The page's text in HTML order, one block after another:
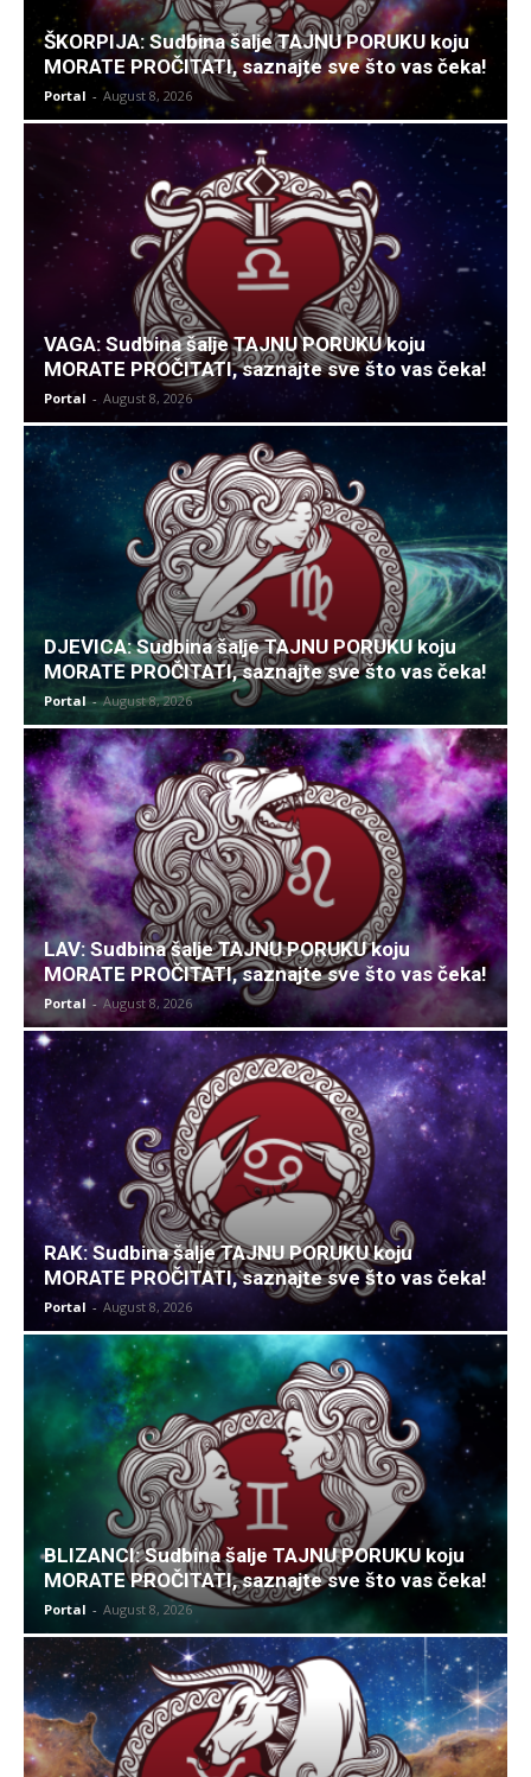
ŠKORPIJA: Sudbina šalje TAJNU PORUKU koju
MORATE PROČITATI, saznajte sve što vas čeka!
Portal - August 8, 2026
VAGA: Sudbina šalje TAJNU PORUKU koju
MORATE PROČITATI, saznajte sve što vas čeka!
Portal - August 8, 2026
DJEVICA: Sudbina šalje TAJNU PORUKU koju
MORATE PROČITATI, saznajte sve što vas čeka!
Portal - August 8, 2026
LAV: Sudbina šalje TAJNU PORUKU koju
MORATE PROČITATI, saznajte sve što vas čeka!
Portal - August 8, 2026
RAK: Sudbina šalje TAJNU PORUKU koju
MORATE PROČITATI, saznajte sve što vas čeka!
Portal - August 8, 2026
BLIZANCI: Sudbina šalje TAJNU PORUKU koju
MORATE PROČITATI, saznajte sve što vas čeka!
Portal - August 8, 2026